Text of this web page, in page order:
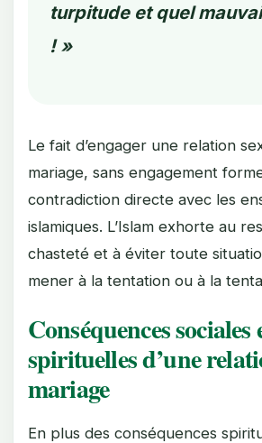
turpitude et quel
! »
Le fait d’engager une relation
mariage, sans engagement
contradiction directe avec les
islamiques. L’Islam exhorte au
chasteté et à éviter toute
mener à la tentation ou à la
Conséquences sociales
spirituelles d’une
mariage
En plus des conséquences